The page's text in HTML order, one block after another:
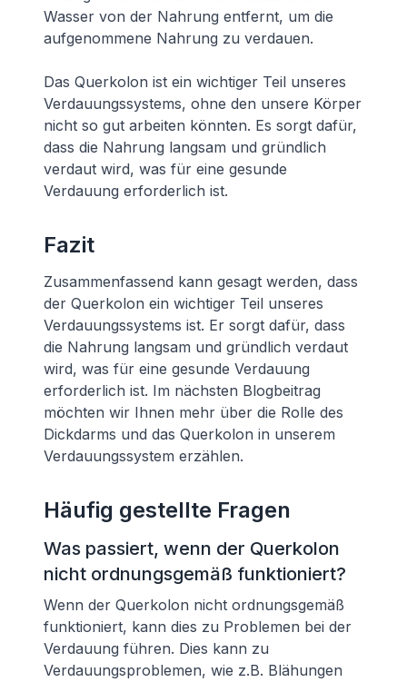
Wasser von der Nahrung entfernt, um die
aufgenommene Nahrung zu verdauen.
Das Querkolon ist ein wichtiger Teil unseres
Verdauungssystems, ohne den unsere Körper
nicht so gut arbeiten könnten. Es sorgt dafür,
dass die Nahrung langsam und gründlich
verdaut wird, was für eine gesunde
Verdauung erforderlich ist.
Fazit
Zusammenfassend kann gesagt werden, dass
der Querkolon ein wichtiger Teil unseres
Verdauungssystems ist. Er sorgt dafür, dass
die Nahrung langsam und gründlich verdaut
wird, was für eine gesunde Verdauung
erforderlich ist. Im nächsten Blogbeitrag
möchten wir Ihnen mehr über die Rolle des
Dickdarms und das Querkolon in unserem
Verdauungssystem erzählen.
Häufig gestellte Fragen
Was passiert, wenn der Querkolon
nicht ordnungsgemäß funktioniert?
Wenn der Querkolon nicht ordnungsgemäß
funktioniert, kann dies zu Problemen bei der
Verdauung führen. Dies kann zu
Verdauungsproblemen, wie z.B. Blähungen